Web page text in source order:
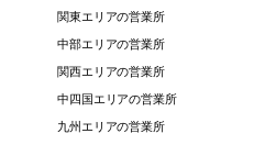
関東エリアの営業所
中部エリアの営業所
関西エリアの営業所
中四国エリアの営業所
九州エリアの営業所